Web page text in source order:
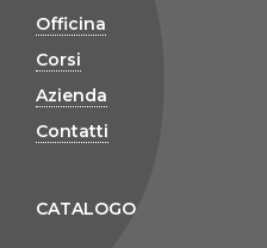
Officina
Corsi
Azienda
Contatti
CATALOGO